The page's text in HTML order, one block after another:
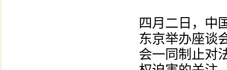
四月二日，中
东京举办座谈
会一同制止对